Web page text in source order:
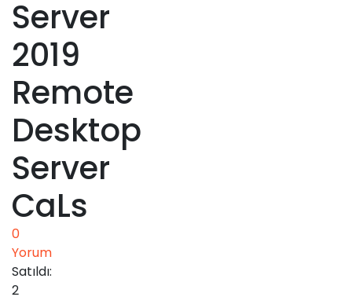
Server
2019
Remote
Desktop
Server
CaLs
0
Yorum
Satıldı:
2